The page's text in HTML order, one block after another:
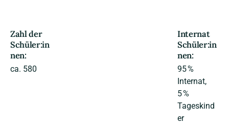
Zahl der
Schüler:in
nen:
ca. 580
Internat
Schüler:in
nen:
95 %
Internat,
5 %
Tageskind
er